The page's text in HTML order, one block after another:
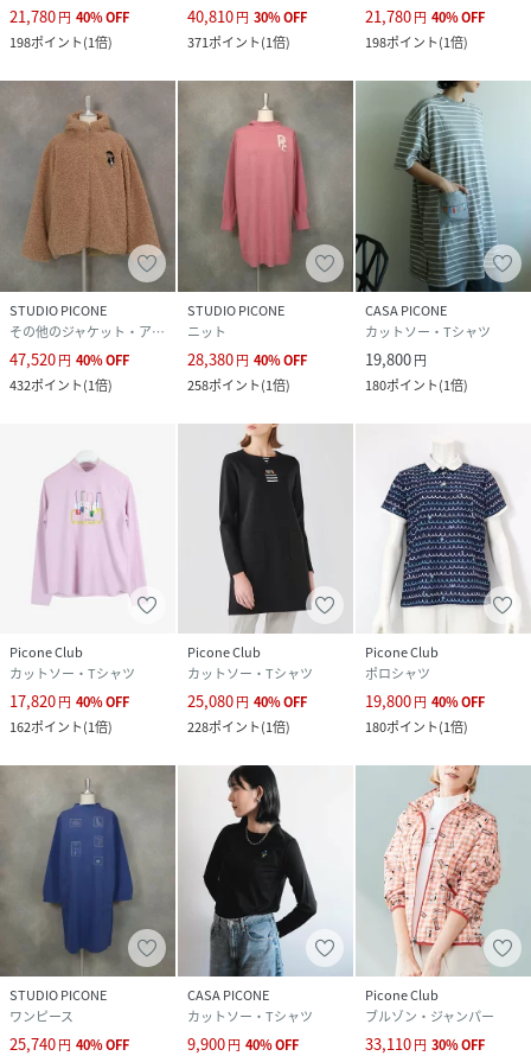
21,780円 40%OFF
198ポイント(1倍)
40,810円 30%OFF
371ポイント(1倍)
21,780円 40%OFF
198ポイント(1倍)
STUDIO PICONE
その他のジャケット・アウター
47,520円 40%OFF
432ポイント(1倍)
STUDIO PICONE
ニット
28,380円 40%OFF
258ポイント(1倍)
CASA PICONE
カットソー・Tシャツ
19,800円
180ポイント(1倍)
Picone Club
カットソー・Tシャツ
17,820円 40%OFF
162ポイント(1倍)
Picone Club
カットソー・Tシャツ
25,080円 40%OFF
228ポイント(1倍)
Picone Club
ポロシャツ
19,800円 40%OFF
180ポイント(1倍)
STUDIO PICONE
ワンピース
25,740円 40%OFF
CASA PICONE
カットソー・Tシャツ
9,900円 40%OFF
Picone Club
ブルゾン・ジャンパー
33,110円 30%OFF